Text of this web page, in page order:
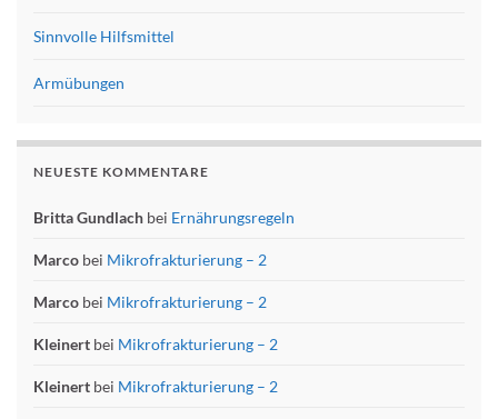
Sinnvolle Hilfsmittel
Armübungen
NEUESTE KOMMENTARE
Britta Gundlach bei Ernährungsregeln
Marco bei Mikrofrakturierung – 2
Marco bei Mikrofrakturierung – 2
Kleinert bei Mikrofrakturierung – 2
Kleinert bei Mikrofrakturierung – 2